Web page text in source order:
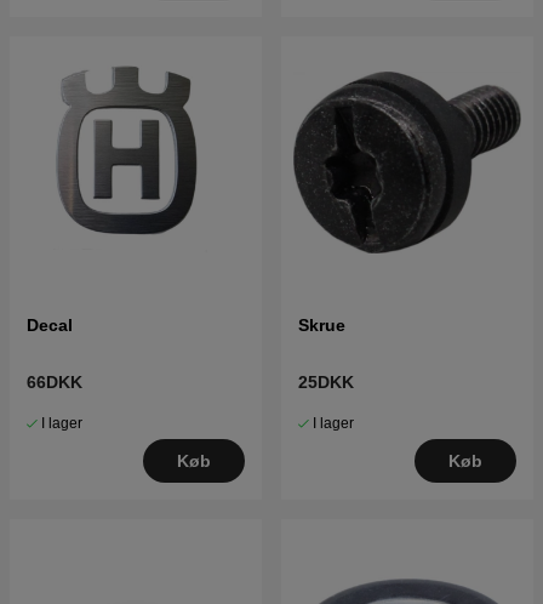
Decal
66DKK
I lager
Køb
Skrue
25DKK
I lager
Køb